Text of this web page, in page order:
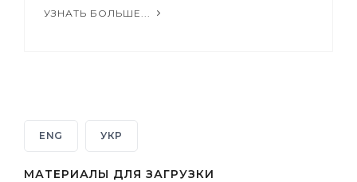
УЗНАТЬ БОЛЬШЕ...
ENG УКР
МАТЕРИАЛЫ ДЛЯ ЗАГРУЗКИ